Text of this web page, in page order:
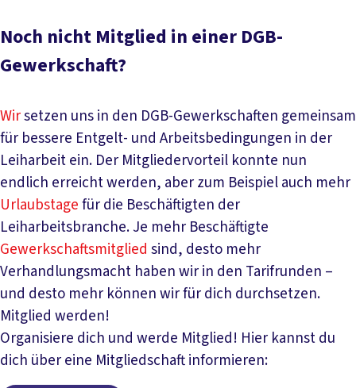
Noch nicht Mitglied in einer DGB-
Gewerkschaft?
Wirsetzen uns in den DGB-Gewerkschaften gemeinsam
für bessere Entgelt- und Arbeitsbedingungen in der
Leiharbeit ein. Der Mitgliedervorteil konnte nun
endlich erreicht werden, aber zum Beispiel auch mehr
Urlaubstagefür die Beschäftigten der
Leiharbeitsbranche. Je mehr Beschäftigte
Gewerkschaftsmitglied sind, desto mehr
Verhandlungsmacht haben wir in den Tarifrunden –
und desto mehr können wir für dich durchsetzen.
Mitglied werden!
Organisiere dich und werde Mitglied! Hier kannst du
dich über eine Mitgliedschaft informieren: